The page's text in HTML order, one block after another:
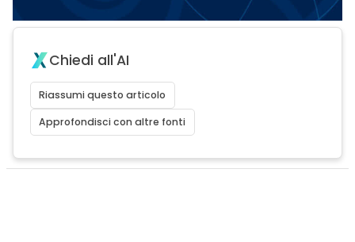
Chiedi all'AI
Riassumi questo articolo
Approfondisci con altre fonti